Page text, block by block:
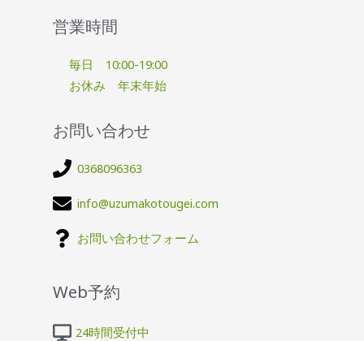
営業時間
毎日 10:00-19:00
お休み 年末年始
お問い合わせ
0368096363
info@uzumakotougei.com
お問い合わせフォーム
Web予約
24時間受付中